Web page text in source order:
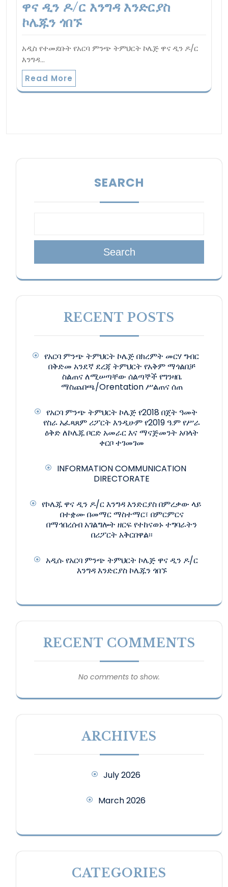
ዋና ዲን ዶ/ር እንግዳ እንድርያስ
ኮሌጁን ጎበኙ
አዲስ የተመደቡት የአርባ ምንጭ ትምህርት ኮሌጅ ዋና ዲን ዶ/ር
እንግዳ…
Read More
SEARCH
Search
RECENT POSTS
የአርባ ምንጭ ትምህርት ኮሌጅ በክረምት መርሃ ግብር
በቅድመ አንደኛ ደረጃ ትምህርት የአቅም ማጎልበቻ
ስልጠና ለሚሠጣቸው ሰልጣኞች የግንዛቤ
ማስጨበጫ/Orentation ሥልጠና ሰጠ
የአርባ ምንጭ ትምህርት ኮሌጅ የ2018 በጀት ዓመት
የስራ አፈጻጸም ሪፖርት እንዲሁም የ2019 ዓ.ም የሥራ
ዕቅድ ለኮሌጁ ቦርድ አመራር እና ማናጅመንት አባላት
ቀርቦ ተገመገመ
INFORMATION COMMUNICATION
DIRECTORATE
የኮሌጁ ዋና ዲን ዶ/ር እንግዳ እንድርያስ በምረቃው ላይ
በተቋሙ በመማር ማስተማር፣ በምርምርና
በማኅበረሰብ አገልግሎት ዘርፍ የተከናወኑ ተግባራትን
በሪፖርት አቅርበዋል፡፡
አዲሱ የአርባ ምንጭ ትምህርት ኮሌጅ ዋና ዲን ዶ/ር
እንግዳ እንድርያስ ኮሌጁን ጎበኙ
RECENT COMMENTS
No comments to show.
ARCHIVES
July 2026
March 2026
CATEGORIES